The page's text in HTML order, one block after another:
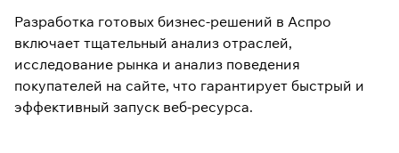
Разработка готовых бизнес-решений в Аспро
включает тщательный анализ отраслей,
исследование рынка и анализ поведения
покупателей на сайте, что гарантирует быстрый и
эффективный запуск веб-ресурса.